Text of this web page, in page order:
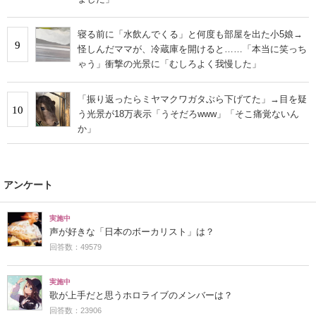
9
寝る前に「水飲んでくる」と何度も部屋を出た小5娘→
怪しんだママが、冷蔵庫を開けると……「本当に笑っち
ゃう」衝撃の光景に「むしろよく我慢した」
10
「振り返ったらミヤマクワガタぶら下げてた」→目を疑
う光景が18万表示「うそだろwww」「そこ痛覚ないん
か」
アンケート
実施中
声が好きな「日本のボーカリスト」は？
回答数：49579
実施中
歌が上手だと思うホロライブのメンバーは？
回答数：23906